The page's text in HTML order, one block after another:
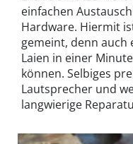
einfachen
Hardware. Hiermit
gemeint, denn auch
Laien in einer
können. Selbiges
Lautsprecher und
langwierige